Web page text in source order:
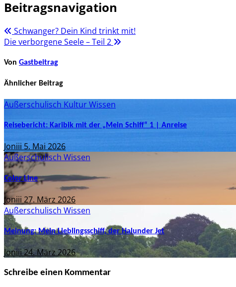
Beitragsnavigation
Schwanger? Dein Kind trinkt mit!
Die verborgene Seele – Teil 2
Von Gastbeitrag
Ähnlicher Beitrag
Außerschulisch KulturWissen
Reisebericht: Karibik mit der „Mein Schiff“ 1 | Anreise
Joniii 5. Mai 2026
Außerschulisch Wissen
Color Line
Joniii 27. März 2026
Außerschulisch Wissen
Meinung: Mein Lieblingsschiff, der Halunder Jet
Joniii24. März 2026
Schreibe einen Kommentar